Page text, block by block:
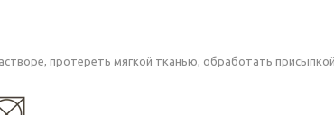
протереть мягкой тканью, обработать